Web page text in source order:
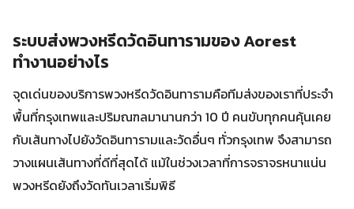
ระบบส่งพวงหรีดวัดอินทารามของ Aorest
ทำงานอย่างไร
จุดเด่นของบริการพวงหรีดวัดอินทารามคือทีมส่งของเราที่ประจำ
พื้นที่กรุงเทพและปริมณฑลมานานกว่า 10 ปี คนขับทุกคนคุ้นเคย
กับเส้นทางไปยังวัดอินทารามและวัดอื่นๆ ทั่วกรุงเทพ จึงสามารถ
วางแผนเส้นทางที่ดีที่สุดได้ แม้ในช่วงเวลาที่การจราจรหนาแน่น
พวงหรีดยังถึงวัดทันเวลาเริ่มพิธี